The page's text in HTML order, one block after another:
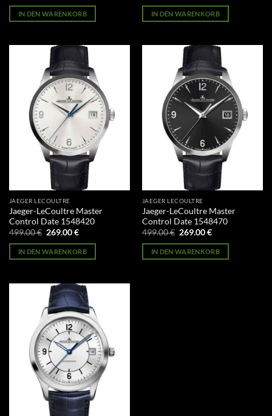
war:
499.00 €
ist:
269.00 €.
IN DEN WARENKORB
war:
499.00 €
ist:
269.00 €.
IN DEN WARENKORB
JAEGER LECOULTRE
Jaeger-LeCoultre Master
Control Date 1548420
499.00€ Ursprünglicher
war:
499.00 €
269.00€Aktueller
ist:
269.00 €.
IN DEN WARENKORB
JAEGER LECOULTRE
Jaeger-LeCoultre Master
Control Date 1548470
499.00€ Ursprünglicher
war:
499.00 €
269.00€Aktueller
ist:
269.00 €.
IN DEN WARENKORB